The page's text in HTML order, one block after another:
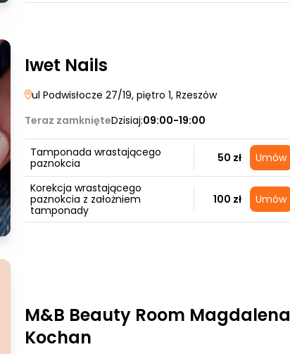
Iwet Nails
ul Podwisłocze 27/19, piętro 1, Rzeszów
Teraz zamknięteDzisiaj:09:00-19:00
Tamponada wrastającego
paznokcia
50 zł Umów
Korekcja wrastającego
paznokcia z założniem
tamponady
100 zł Umów
M&B Beauty Room Magdalena
Kochan